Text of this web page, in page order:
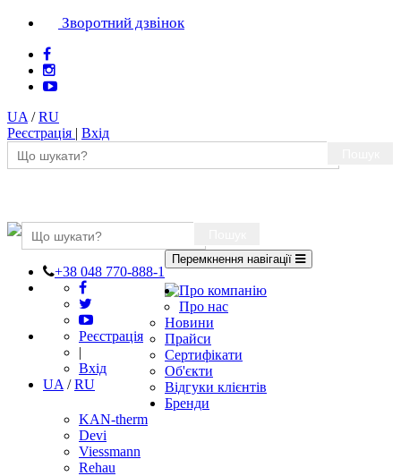
Зворотний дзвінок
UA /RU
Реєстрація | Вхід
+38 048 770-888-1
Реєстрація
|
Вхід
UA /RU
Перемкнення навігації
Про компанію
Про нас
Новини
Прайси
Сертифікати
Об'єкти
Відгуки клієнтів
Бренди
KAN-therm
Devi
Viessmann
Rehau